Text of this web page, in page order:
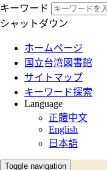
キーワード
シャットダウン
ホームページ
国立台湾図書館
サイトマップ
キーワード探索
Language
正體中文
English
日本語
Toggle navigation